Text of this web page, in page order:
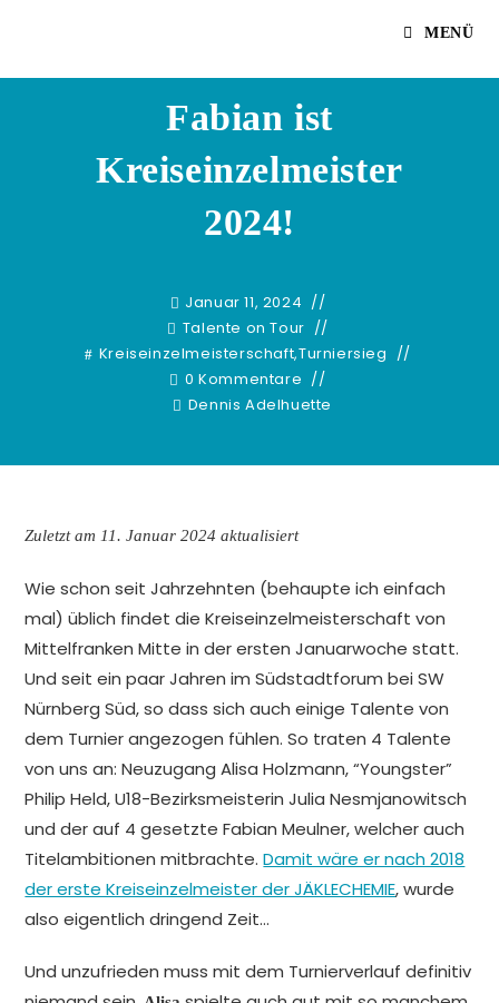
MENÜ
Fabian ist
Kreiseinzelmeister
2024!
Januar 11, 2024
Talente on Tour
Kreiseinzelmeisterschaft,Turniersieg
0 Kommentare
Dennis Adelhuette
Zuletzt am 11. Januar 2024 aktualisiert
Wie schon seit Jahrzehnten (behaupte ich einfach
mal) üblich findet die Kreiseinzelmeisterschaft von
Mittelfranken Mitte in der ersten Januarwoche statt.
Und seit ein paar Jahren im Südstadtforum bei SW
Nürnberg Süd, so dass sich auch einige Talente von
dem Turnier angezogen fühlen. So traten 4 Talente
von uns an: Neuzugang Alisa Holzmann, “Youngster”
Philip Held, U18-Bezirksmeisterin Julia Nesmjanowitsch
und der auf 4 gesetzte Fabian Meulner, welcher auch
Titelambitionen mitbrachte.Damit wäre er nach 2018
der erste Kreiseinzelmeister der JÄKLECHEMIE, wurde
also eigentlich dringend Zeit…
Und unzufrieden muss mit dem Turnierverlauf definitiv